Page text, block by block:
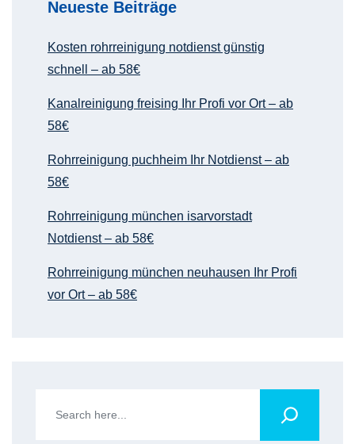
Neueste Beiträge
Kosten rohrreinigung notdienst günstig
schnell – ab 58€
Kanalreinigung freising Ihr Profi vor Ort – ab
58€
Rohrreinigung puchheim Ihr Notdienst – ab
58€
Rohrreinigung münchen isarvorstadt
Notdienst – ab 58€
Rohrreinigung münchen neuhausen Ihr Profi
vor Ort – ab 58€